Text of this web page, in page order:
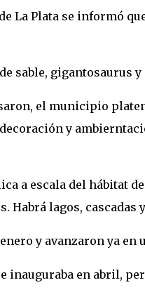
La Plata se informó
sable, gigantosaurus
el municipio
y
a escala del hábitat
Habrá lagos,
y avanzaron ya en
inauguraba en abril,